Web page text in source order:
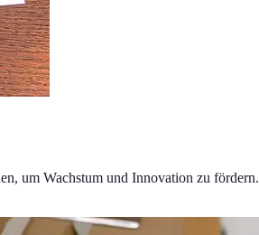
um Wachstum und Innovation zu fördern.